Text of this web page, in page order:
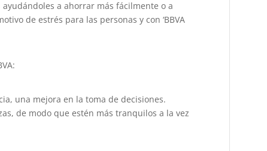
a ahorrar más fácilmente o a
de estrés para las personas y con ‘BBVA
una mejora en la toma de decisiones.
de modo que estén más tranquilos a la vez